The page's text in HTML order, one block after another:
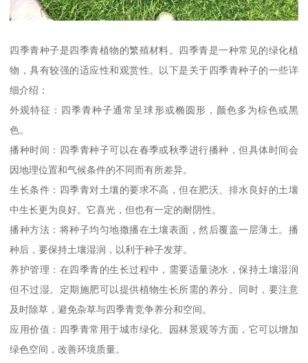
四季青种子是四季青植物的繁殖材料。四季青是一种常见的绿化植
物，具有较强的适应性和观赏性。以下是关于四季青种子的一些详
细介绍：
外观特征：四季青种子通常呈球形或椭圆形，颜色多为棕色或黑
色。
播种时间：四季青种子可以在春季或秋季进行播种，但具体时间会
因地理位置和气候条件的不同而有所差异。
生长条件：四季青对土壤的要求不高，但在肥沃、排水良好的土壤
中生长更为良好。它喜光，但也有一定的耐阴性。
播种方法：将种子均匀地撒播在土壤表面，然后覆盖一层薄土。播
种后，要保持土壤湿润，以利于种子发芽。
养护管理：在四季青的生长过程中，需要适量浇水，保持土壤湿润
但不过湿。定期施肥可以提供植物生长所需的养分。同时，要注意
及时除草，避免杂草与四季青竞争养分和空间。
应用价值：四季青常用于城市绿化、园林景观等方面，它可以增加
绿色空间，改善环境质量。